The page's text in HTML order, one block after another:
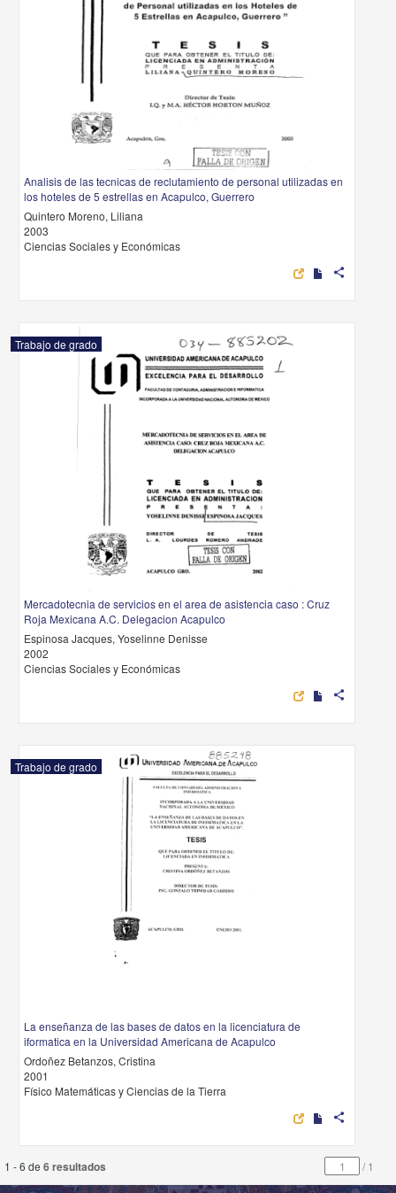
Analisis de las tecnicas de reclutamiento de personal utilizadas en
los hoteles de 5 estrellas en Acapulco, Guerrero
Quintero Moreno, Liliana
2003
Ciencias Sociales y Económicas
share
Trabajo de grado
Mercadotecnia de servicios en el area de asistencia caso : Cruz
Roja Mexicana A.C. Delegacion Acapulco
Espinosa Jacques, Yoselinne Denisse
2002
Ciencias Sociales y Económicas
share
Trabajo de grado
La enseñanza de las bases de datos en la licenciatura de
iformatica en la Universidad Americana de Acapulco
Ordoñez Betanzos, Cristina
2001
Físico Matemáticas y Ciencias de la Tierra
share
1 - 6 de 6 resultados /1